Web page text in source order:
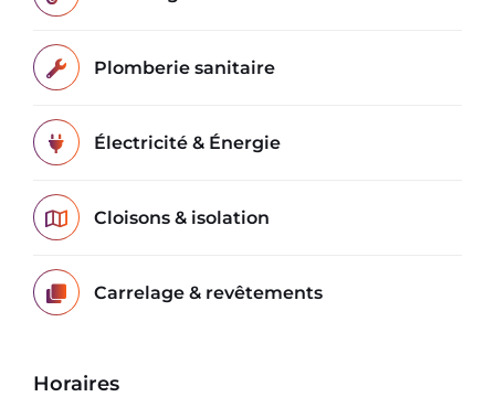
Plomberie sanitaire
Électricité & Énergie
Cloisons & isolation
Carrelage & revêtements
Horaires